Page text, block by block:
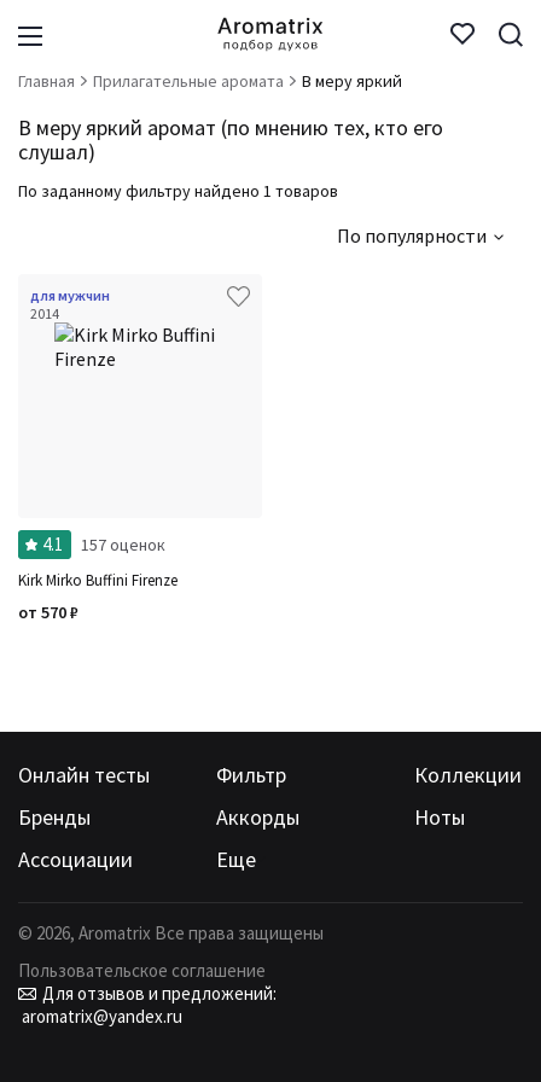
Главная Прилагательные аромата В меру яркий
В меру яркий аромат (по мнению тех, кто его
слушал)
По заданному фильтру найдено 1 товаров
По популярности
для мужчин
2014
4.1 157 оценок
Kirk Mirko Buffini Firenze
от 570₽
Онлайн тесты Фильтр
Коллекции
Бренды
Аккорды
Ноты
Ассоциации
Еще
© 2026, Aromatrix Все права защищены
Пользовательское соглашение
Для отзывов и предложений:
aromatrix@yandex.ru